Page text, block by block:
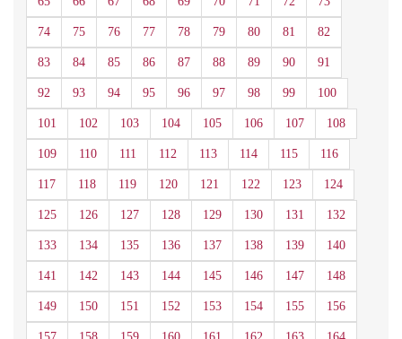
74 75 76 77 78 79 80 81 82
83 84 85 86 87 88 89 90 91
92 93 94 95 96 97 98 99 100
101 102 103 104 105 106 107 108
109 110 111 112 113 114 115 116
117 118 119 120 121 122 123 124
125 126 127 128 129 130 131 132
133 134 135 136 137 138 139 140
141 142 143 144 145 146 147 148
149 150 151 152 153 154 155 156